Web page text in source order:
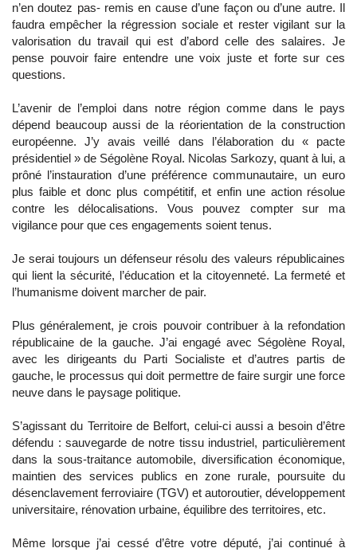
n’en doutez pas- remis en cause d’une façon ou d’une autre. Il
faudra empêcher la régression sociale et rester vigilant sur la
valorisation du travail qui est d’abord celle des salaires. Je
pense pouvoir faire entendre une voix juste et forte sur ces
questions.
L’avenir de l’emploi dans notre région comme dans le pays
dépend beaucoup aussi de la réorientation de la construction
européenne. J’y avais veillé dans l’élaboration du « pacte
présidentiel » de Ségolène Royal. Nicolas Sarkozy, quant à lui, a
prôné l’instauration d’une préférence communautaire, un euro
plus faible et donc plus compétitif, et enfin une action résolue
contre les délocalisations. Vous pouvez compter sur ma
vigilance pour que ces engagements soient tenus.
Je serai toujours un défenseur résolu des valeurs républicaines
qui lient la sécurité, l’éducation et la citoyenneté. La fermeté et
l’humanisme doivent marcher de pair.
Plus généralement, je crois pouvoir contribuer à la refondation
républicaine de la gauche. J’ai engagé avec Ségolène Royal,
avec les dirigeants du Parti Socialiste et d’autres partis de
gauche, le processus qui doit permettre de faire surgir une force
neuve dans le paysage politique.
S’agissant du Territoire de Belfort, celui-ci aussi a besoin d’être
défendu : sauvegarde de notre tissu industriel, particulièrement
dans la sous-traitance automobile, diversification économique,
maintien des services publics en zone rurale, poursuite du
désenclavement ferroviaire (TGV) et autoroutier, développement
universitaire, rénovation urbaine, équilibre des territoires, etc.
Même lorsque j’ai cessé d’être votre député, j’ai continué à